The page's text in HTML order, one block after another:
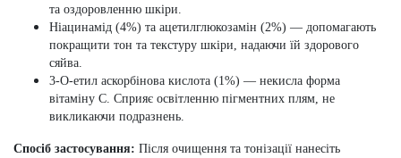
та оздоровленню шкіри.
Ніацинамід (4%) та ацетилглюкозамін (2%) — допомагають
покращити тон та текстуру шкіри, надаючи їй здорового
сяйва.
3-О-етил аскорбінова кислота (1%) — некисла форма
вітаміну C. Сприяє освітленню пігментних плям, не
викликаючи подразнень.
Спосіб застосування: Після очищення та тонізації нанесіть